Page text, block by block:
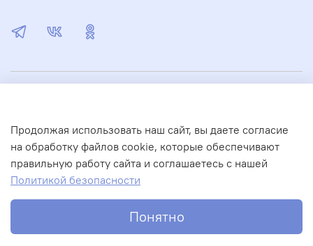
Сервис
©Соколова И.А. Авторские права защищены 2010—2026
Продолжая использовать наш сайт, вы даете согласие
на обработку файлов cookie, которые обеспечивают
правильную работу сайта и соглашаетесь с нашей
Политикой безопасности
Понятно